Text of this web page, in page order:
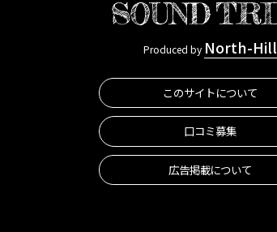
Produced by North-Hill
このサイトについて
口コミ募集
広告掲載について